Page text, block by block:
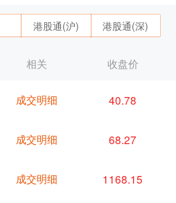
港股通(沪) 港股通(深)
相关 收盘价
成交明细 40.78
成交明细 68.27
成交明细 1168.15